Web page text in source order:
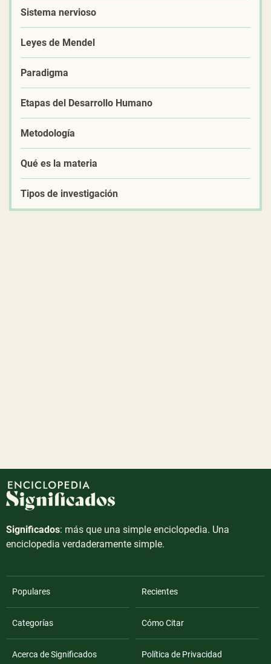
Sistema nervioso
Leyes de Mendel
Paradigma
Etapas del Desarrollo Humano
Metodología
Qué es la materia
Tipos de investigación
Significados: más que una simple enciclopedia. Una
enciclopedia verdaderamente simple.
Populares Recientes
Categorías Cómo Citar
Acerca de Significados Política de Privacidad